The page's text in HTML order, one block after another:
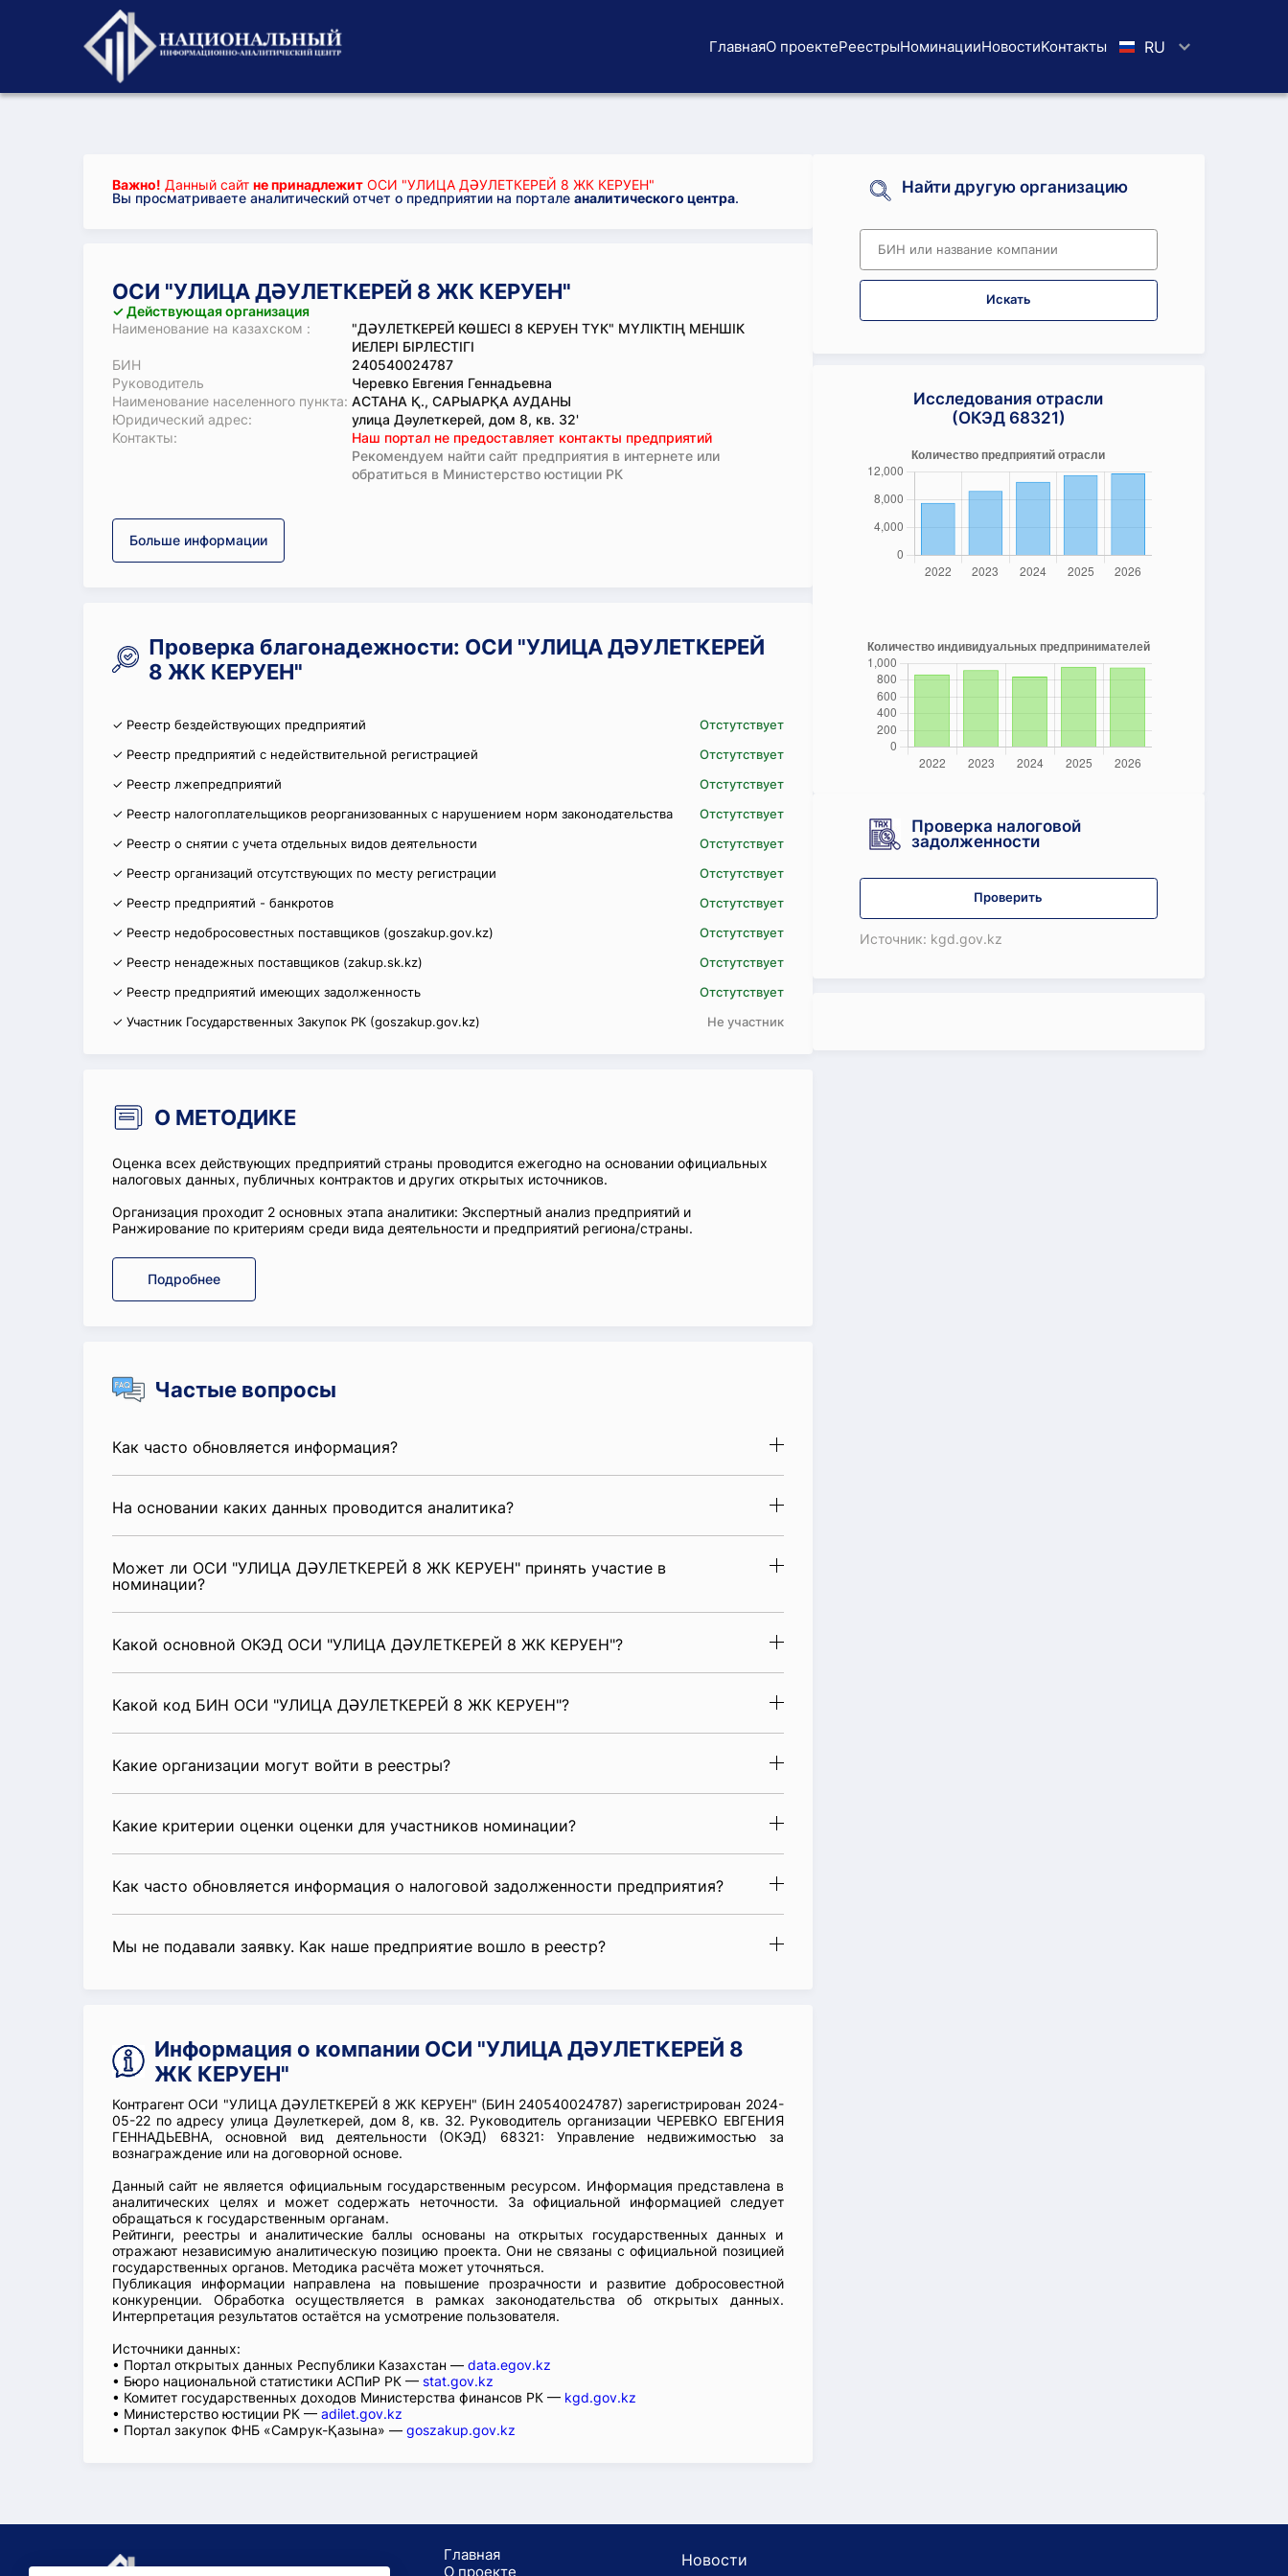
ГлавнаяО проектеРеестрыНоминацииНовостиKoнтaкты RU
Важно! Данный сайт не принадлежит ОСИ "УЛИЦА ДӘУЛЕТКЕРЕЙ 8 ЖК КЕРУЕН"
Вы просматриваете аналитический отчет о предприятии на портале аналитического центра.
ОСИ "УЛИЦА ДӘУЛЕТКЕРЕЙ 8 ЖК КЕРУЕН"
✓ Действующая организация
Наименование на казахском :
"ДӘУЛЕТКЕРЕЙ КӨШЕСІ 8 КЕРУЕН ТҮК" МҮЛІКТІҢ МЕНШІК
ИЕЛЕРІ БІРЛЕСТІГІ
БИН
240540024787
Руководитель
Черевко Евгения Геннадьевна
Наименование населенного пункта: АСТАНА Қ., САРЫАРҚА АУДАНЫ
Юридический адрес:
улица Дәулеткерей, дом 8, кв. 32'
Koнтaкты:
Наш портал не предоставляет контакты предприятий
Рекомендуем найти сайт предприятия в интернете или
обратиться в Министерство юстиции РК
Больше информации
Проверка благонадежности: ОСИ "УЛИЦА ДӘУЛЕТКЕРЕЙ
8 ЖК КЕРУЕН"
✓ Реестр бездействующих предприятий
Отстутствует
✓ Реестр предприятий с недействительной регистрацией
Отстутствует
✓ Реестр лжепредприятий
Отстутствует
✓ Реестр налогоплательщиков реорганизованных с нарушением норм законодательства
Отстутствует
✓ Реестр о снятии с учета отдельных видов деятельности
Отстутствует
✓ Реестр организаций отсутствующих по месту регистрации
Отстутствует
✓ Реестр предприятий - банкротов
Отстутствует
✓ Реестр недобросовестных поставщиков (goszakup.gov.kz)
Отстутствует
✓ Реестр ненадежных поставщиков (zakup.sk.kz)
Отстутствует
✓ Реестр предприятий имеющих задолженность
Отстутствует
✓ Участник Государственных Закупок РК (goszakup.gov.kz)
Не участник
О МЕТОДИКЕ
Оценка всех действующих предприятий страны проводится ежегодно на основании официальных
налоговых данных, публичных контрактов и других открытых источников.
Организация проходит 2 основных этапа аналитики: Экспертный анализ предприятий и
Ранжирование по критериям среди вида деятельности и предприятий региона/страны.
Подробнее
Частые вопросы
Как часто обновляется информация?
На основании каких данных проводится аналитика?
Может ли ОСИ "УЛИЦА ДӘУЛЕТКЕРЕЙ 8 ЖК КЕРУЕН" принять участие в
номинации?
Какой основной ОКЭД ОСИ "УЛИЦА ДӘУЛЕТКЕРЕЙ 8 ЖК КЕРУЕН"?
Какой код БИН ОСИ "УЛИЦА ДӘУЛЕТКЕРЕЙ 8 ЖК КЕРУЕН"?
Какие организации могут войти в реестры?
Какие критерии оценки оценки для участников номинации?
Как часто обновляется информация о налоговой задолженности предприятия?
Мы не подавали заявку. Как наше предприятие вошло в реестр?
Информация о компании ОСИ "УЛИЦА ДӘУЛЕТКЕРЕЙ 8
ЖК КЕРУЕН"
Контрагент ОСИ "УЛИЦА ДӘУЛЕТКЕРЕЙ 8 ЖК КЕРУЕН" (БИН 240540024787) зарегистрирован 2024-
05-22 по адресу улица Дәулеткерей, дом 8, кв. 32. Руководитель организации ЧЕРЕВКО ЕВГЕНИЯ
ГЕННАДЬЕВНА, основной вид деятельности (ОКЭД) 68321: Управление недвижимостью за
вознаграждение или на договорной основе.
Данный сайт не является официальным государственным ресурсом. Информация представлена в
аналитических целях и может содержать неточности. За официальной информацией следует
обращаться к государственным органам.
Рейтинги, реестры и аналитические баллы основаны на открытых государственных данных и
отражают независимую аналитическую позицию проекта. Они не связаны с официальной позицией
государственных органов. Методика расчёта может уточняться.
Публикация информации направлена на повышение прозрачности и развитие добросовестной
конкуренции. Обработка осуществляется в рамках законодательства об открытых данных.
Интерпретация результатов остаётся на усмотрение пользователя.
Источники данных:
• Портал открытых данных Республики Казахстан — data.egov.kz
• Бюро национальной статистики АСПиР РК — stat.gov.kz
• Комитет государственных доходов Министерства финансов РК — kgd.gov.kz
• Министерство юстиции РК — adilet.gov.kz
• Портал закупок ФНБ «Самрук-Қазына» — goszakup.gov.kz
Найти другую организацию
Искать
Исследования отрасли
(ОКЭД 68321)
Проверка налоговой
задолженности
Проверить
Источник: kgd.gov.kz
Главная
О проекте
Новости